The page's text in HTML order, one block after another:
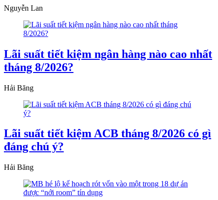
Nguyễn Lan
Lãi suất tiết kiệm ngân hàng nào cao nhất
tháng 8/2026?
Hải Băng
Lãi suất tiết kiệm ACB tháng 8/2026 có gì
đáng chú ý?
Hải Băng